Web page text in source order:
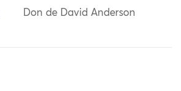
Don de David Anderson